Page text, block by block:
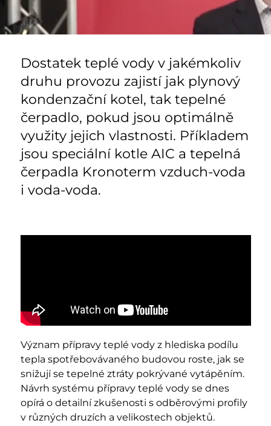
Dostatek teplé vody v jakémkoliv
druhu provozu zajistí jak plynový
kondenzační kotel, tak tepelné
čerpadlo, pokud jsou optimálně
využity jejich vlastnosti. Příkladem
jsou speciální kotle AIC a tepelná
čerpadla Kronoterm vzduch-voda
i voda-voda.
Význam přípravy teplé vody z hlediska podílu
tepla spotřebovávaného budovou roste, jak se
snižují se tepelné ztráty pokrývané vytápěním.
Návrh systému přípravy teplé vody se dnes
opírá o detailní zkušenosti s odběrovými profily
v různých druzích a velikostech objektů.